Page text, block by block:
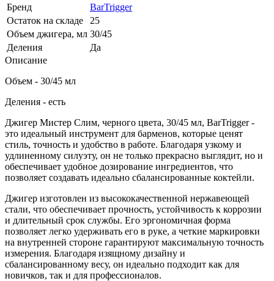
Бренд
BarTrigger
Остаток на складе
25
Объем джигера, мл 30/45
Деления
Да
Описание
Объем - 30/45 мл
Деления - есть
Джигер Мистер Слим, черного цвета, 30/45 мл, BarTrigger -
это идеальный инструмент для барменов, которые ценят
стиль, точность и удобство в работе. Благодаря узкому и
удлиненному силуэту, он не только прекрасно выглядит, но и
обеспечивает удобное дозирование ингредиентов, что
позволяет создавать идеально сбалансированные коктейли.
Джигер изготовлен из высококачественной нержавеющей
стали, что обеспечивает прочность, устойчивость к коррозии
и длительный срок службы. Его эргономичная форма
позволяет легко удерживать его в руке, а четкие маркировки
на внутренней стороне гарантируют максимальную точность
измерения. Благодаря изящному дизайну и
сбалансированному весу, он идеально подходит как для
новичков, так и для профессионалов.